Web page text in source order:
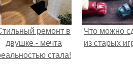
ремонт в
двушке - мечта
стала!
Что можно
из старых